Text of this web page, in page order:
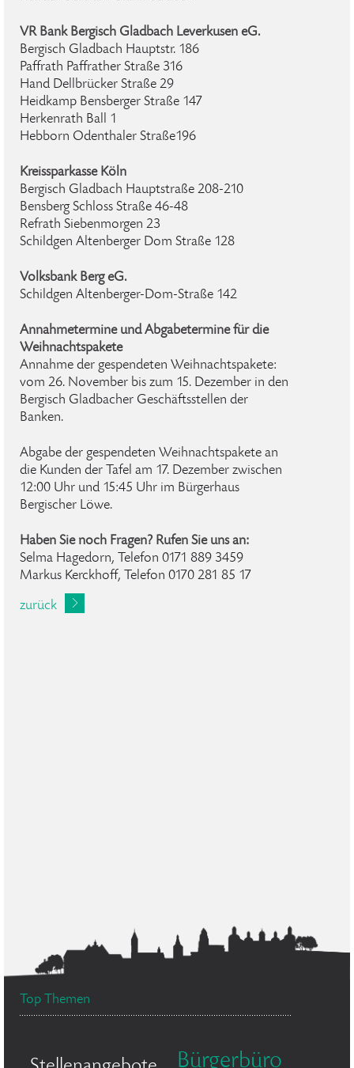
VR Bank Bergisch Gladbach Leverkusen eG.
Bergisch Gladbach Hauptstr. 186
Paffrath Paffrather Straße 316
Hand Dellbrücker Straße 29
Heidkamp Bensberger Straße 147
Herkenrath Ball 1
Hebborn Odenthaler Straße196
Kreissparkasse Köln
Bergisch Gladbach Hauptstraße 208-210
Bensberg Schloss Straße 46-48
Refrath Siebenmorgen 23
Schildgen Altenberger Dom Straße 128
Volksbank Berg eG.
Schildgen Altenberger-Dom-Straße 142
Annahmetermine und Abgabetermine für die
Weihnachtspakete
Annahme der gespendeten Weihnachtspakete:
vom 26. November bis zum 15. Dezember in den
Bergisch Gladbacher Geschäftsstellen der
Banken.
Abgabe der gespendeten Weihnachtspakete an
die Kunden der Tafel am 17. Dezember zwischen
12:00 Uhr und 15:45 Uhr im Bürgerhaus
Bergischer Löwe.
Haben Sie noch Fragen? Rufen Sie uns an:
Selma Hagedorn, Telefon 0171 889 3459
Markus Kerckhoff, Telefon 0170 281 85 17
zurück
Top Themen
Bürgerbüro